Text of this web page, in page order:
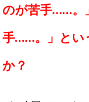
のが苦手……。
手……。」とい
か？